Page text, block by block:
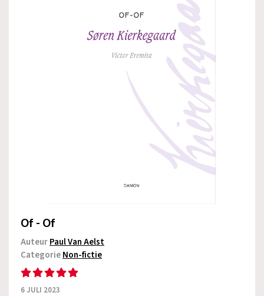
Of - Of
AuteurPaul Van Aelst
CategorieNon-fictie
6 JULI 2023